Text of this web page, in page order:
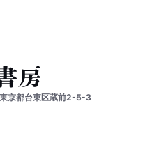
東京都台東区蔵前2-5-3